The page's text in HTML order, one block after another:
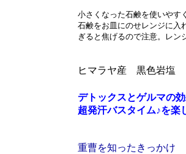
小さくなった石鹸を使いやす
石鹸をお皿にのせレンジに入
ぎると焦げるので注意。レン
ヒマラヤ産 黒色岩塩
デトックスとゲルマの
超発汗バスタイム♪を楽
重曹を知ったきっかけ